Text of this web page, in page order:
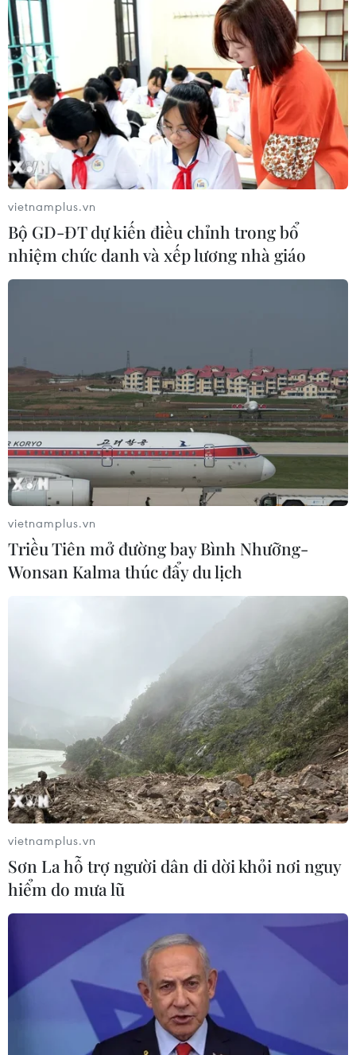
vietnamplus.vn
Bộ GD-ĐT dự kiến điều chỉnh trong bổ
nhiệm chức danh và xếp lương nhà giáo
vietnamplus.vn
Triều Tiên mở đường bay Bình Nhưỡng-
Wonsan Kalma thúc đẩy du lịch
vietnamplus.vn
Sơn La hỗ trợ người dân di dời khỏi nơi nguy
hiểm do mưa lũ